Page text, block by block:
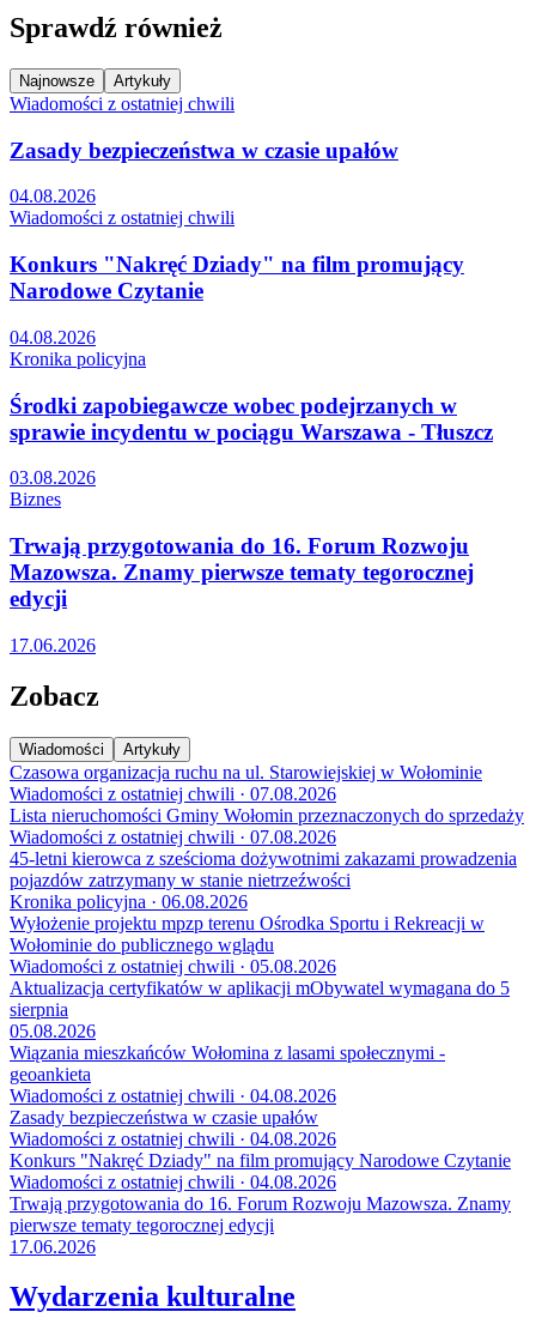
Sprawdź również
Najnowsze Artykuły
Wiadomości z ostatniej chwili
Zasady bezpieczeństwa w czasie upałów
04.08.2026
Wiadomości z ostatniej chwili
Konkurs "Nakręć Dziady" na film promujący
Narodowe Czytanie
04.08.2026
Kronika policyjna
Środki zapobiegawcze wobec podejrzanych w
sprawie incydentu w pociągu Warszawa - Tłuszcz
03.08.2026
Biznes
Trwają przygotowania do 16. Forum Rozwoju
Mazowsza. Znamy pierwsze tematy tegorocznej
edycji
17.06.2026
Zobacz
Wiadomości Artykuły
Czasowa organizacja ruchu na ul. Starowiejskiej w Wołominie
Wiadomości z ostatniej chwili · 07.08.2026
Lista nieruchomości Gminy Wołomin przeznaczonych do sprzedaży
Wiadomości z ostatniej chwili · 07.08.2026
45-letni kierowca z sześcioma dożywotnimi zakazami prowadzenia
pojazdów zatrzymany w stanie nietrzeźwości
Kronika policyjna · 06.08.2026
Wyłożenie projektu mpzp terenu Ośrodka Sportu i Rekreacji w
Wołominie do publicznego wglądu
Wiadomości z ostatniej chwili · 05.08.2026
Aktualizacja certyfikatów w aplikacji mObywatel wymagana do 5
sierpnia
05.08.2026
Wiązania mieszkańców Wołomina z lasami społecznymi -
geoankieta
Wiadomości z ostatniej chwili · 04.08.2026
Zasady bezpieczeństwa w czasie upałów
Wiadomości z ostatniej chwili · 04.08.2026
Konkurs "Nakręć Dziady" na film promujący Narodowe Czytanie
Wiadomości z ostatniej chwili · 04.08.2026
Trwają przygotowania do 16. Forum Rozwoju Mazowsza. Znamy
pierwsze tematy tegorocznej edycji
17.06.2026
Wydarzenia kulturalne